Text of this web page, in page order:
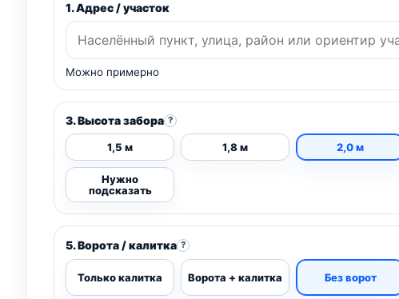
1. Адрес / участок
Можно примерно
3. Высота забора ?
1,5 м 1,8 м 2,0 м
Нужно
подсказать
5. Ворота / калитка ?
Только калитка Ворота + калитка Без ворот